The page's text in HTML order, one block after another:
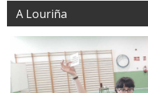
A Louriña